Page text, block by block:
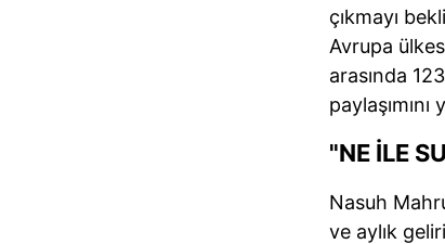
çıkmayı
Avrupa
arasında
paylaşımını
"NE İLE
Nasuh
ve aylık